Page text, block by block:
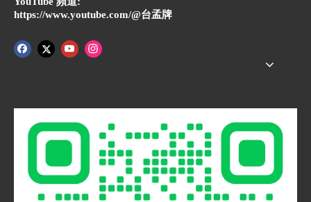
https://www.youtube.com/@台孟牌